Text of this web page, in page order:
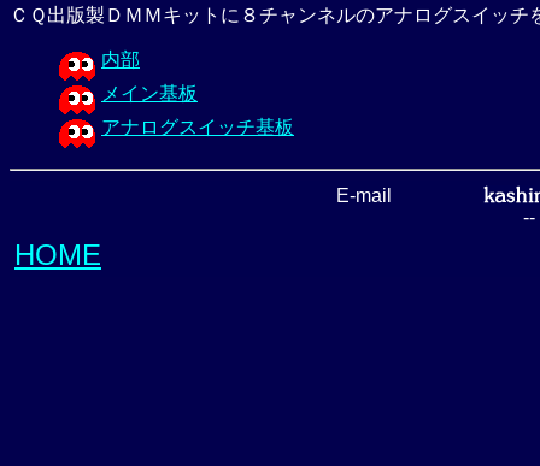
ＣＱ出版製ＤＭＭキットに８チャンネルのアナログスイッ
内部
メイン基板
アナログスイッチ基板
E-mail
--
HOME